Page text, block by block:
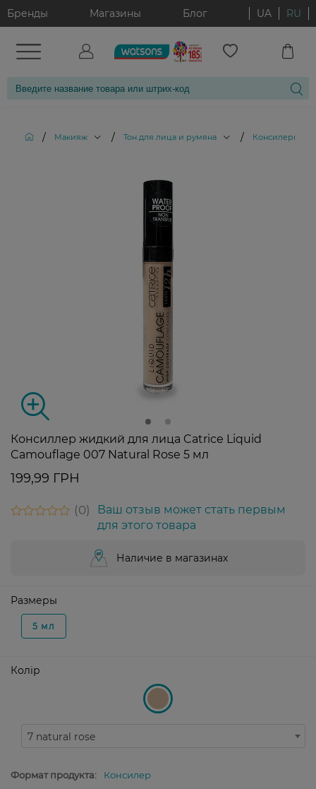
Бренды Магазины Блог UA RU
/ Макияж / Тон для лица и румяна / Консилеры
Консиллер жидкий для лица Catrice Liquid
Camouflage 007 Natural Rose 5 мл
199,99 ГРН
0
Ваш отзыв может стать первым
для этого товара
Наличие в магазинах
Размеры
5 мл
Колір
7 natural rose
Формат продукта:
Консилер